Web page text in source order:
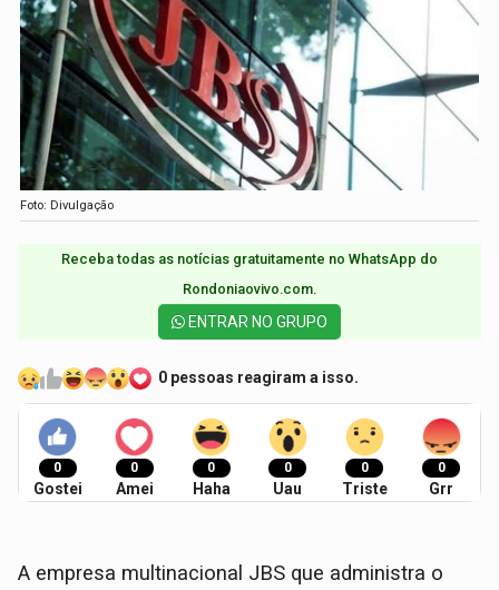
Foto: Divulgação
Receba todas as notícias gratuitamente no WhatsApp do
Rondoniaovivo.com.​
ENTRAR NO GRUPO
0 pessoas reagiram a isso.
0
Gostei
0
Amei
0
Haha
0
Uau
0
Triste
0
Grr
A empresa multinacional JBS que administra o